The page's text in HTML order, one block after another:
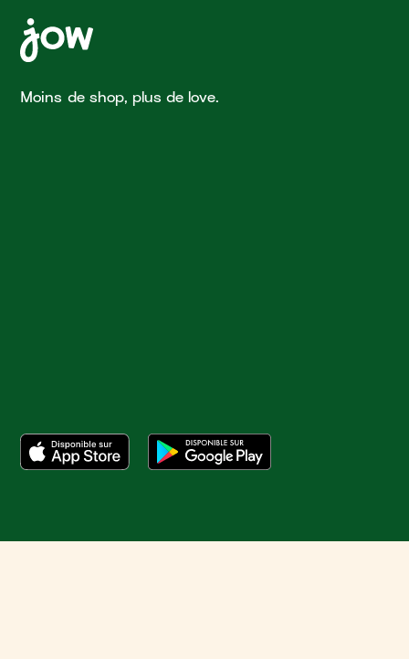
Moins de shop, plus de love.